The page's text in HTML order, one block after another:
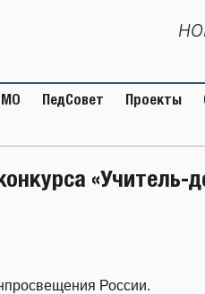
МО ПедСовет Проекты
«Учитель-
России.